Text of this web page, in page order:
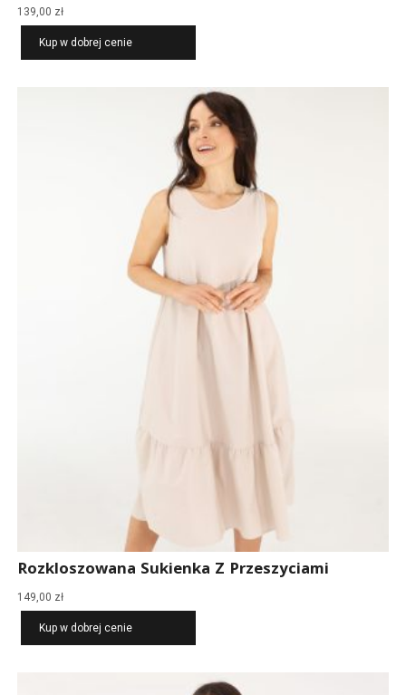
139,00 zł
Kup w dobrej cenie
Rozkloszowana Sukienka Z Przeszyciami
149,00 zł
Kup w dobrej cenie